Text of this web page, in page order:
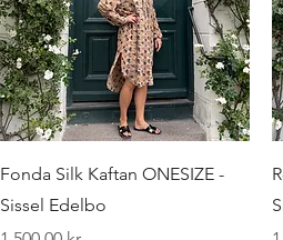
Hurtigvisning
Fonda Silk Kaftan ONESIZE -
Sissel Edelbo